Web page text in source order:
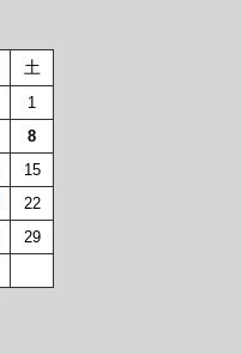
土
1
8
15
22
29